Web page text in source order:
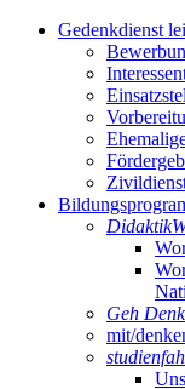
Gedenkdienst
Geh
mit/